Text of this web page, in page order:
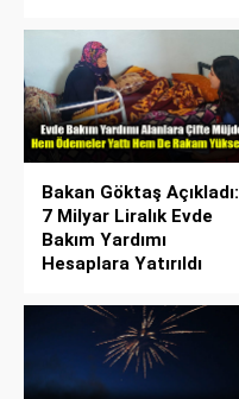
Bakan Göktaş Açıkladı:
7 Milyar Liralık Evde
Bakım Yardımı
Hesaplara Yatırıldı